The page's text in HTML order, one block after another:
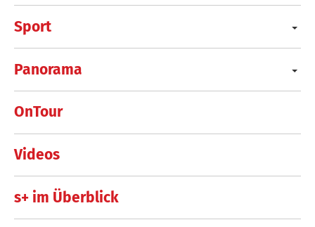
Sport
Panorama
OnTour
Videos
s+ im Überblick